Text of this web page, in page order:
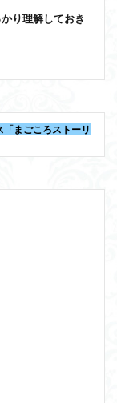
り理解しておき
まごころストーリ